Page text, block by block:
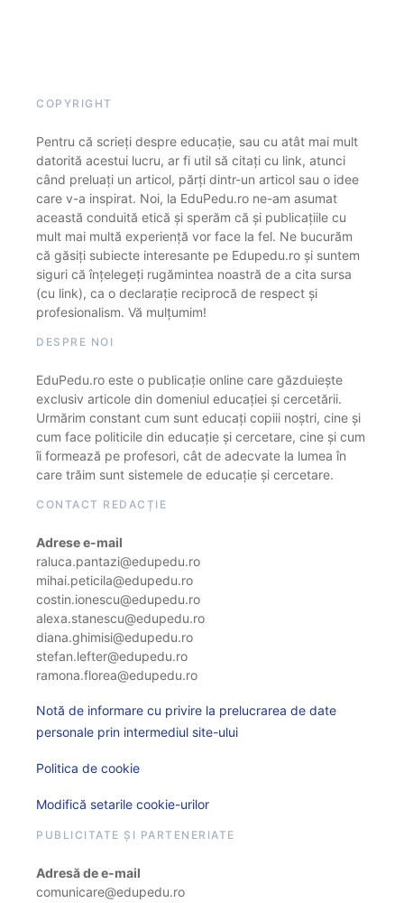
COPYRIGHT
Pentru că scrieți despre educație, sau cu atât mai mult
datorită acestui lucru, ar fi util să citați cu link, atunci
când preluați un articol, părți dintr-un articol sau o idee
care v-a inspirat. Noi, la EduPedu.ro ne-am asumat
această conduită etică și sperăm că și publicațiile cu
mult mai multă experiență vor face la fel. Ne bucurăm
că găsiți subiecte interesante pe Edupedu.ro și suntem
siguri că înțelegeți rugămintea noastră de a cita sursa
(cu link), ca o declarație reciprocă de respect și
profesionalism. Vă mulțumim!
DESPRE NOI
EduPedu.ro este o publicație online care găzduiește
exclusiv articole din domeniul educației și cercetării.
Urmărim constant cum sunt educați copiii noștri, cine și
cum face politicile din educație și cercetare, cine și cum
îi formează pe profesori, cât de adecvate la lumea în
care trăim sunt sistemele de educație și cercetare.
CONTACT REDACȚIE
Adrese e-mail
raluca.pantazi@edupedu.ro
mihai.peticila@edupedu.ro
costin.ionescu@edupedu.ro
alexa.stanescu@edupedu.ro
diana.ghimisi@edupedu.ro
stefan.lefter@edupedu.ro
ramona.florea@edupedu.ro
Notă de informare cu privire la prelucrarea de date
personale prin intermediul site-ului
Politica de cookie
Modifică setarile cookie-urilor
PUBLICITATE ȘI PARTENERIATE
Adresă de e-mail
comunicare@edupedu.ro